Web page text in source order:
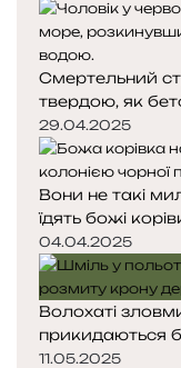
ч
н
о
г
о
с
п
а
л
а
х
у
о
в
У
к
р
а
ї
н
і
е
д
н
я
с
т
о
р
і
н
к
а
у
п
н
а
с
т
о
р
і
н
к
а
Смертельний
твердою, як
29.04.2025
Вони не такі
їдять божі
04.04.2025
Волохаті
прикидаються
11.05.2025